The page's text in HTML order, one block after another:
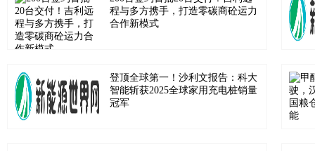
程与多方携手，打造零碳商砼运力
合作新模式
登顶全球第一！沙利文报告：科大
智能斩获2025全球家用充电桩销量
冠军